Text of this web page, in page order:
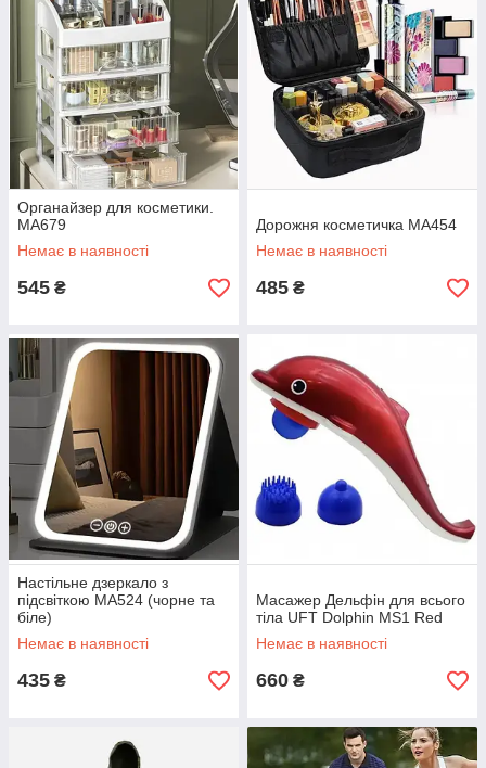
Органайзер для косметики.
MA679
Немає в наявності
545 ₴
Дорожня косметичка MA454
Немає в наявності
485 ₴
Настільне дзеркало з
підсвіткою MA524 (чорне та
біле)
Немає в наявності
435 ₴
Масажер Дельфін для всього
тіла UFT Dolphin MS1 Red
Немає в наявності
660 ₴